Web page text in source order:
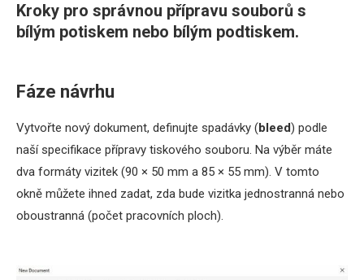
Kroky pro správnou přípravu souborů s
bílým potiskem nebo bílým podtiskem.
Fáze návrhu
Vytvořte nový dokument, definujte spadávky (bleed) podle
naší specifikace přípravy tiskového souboru. Na výběr máte
dva formáty vizitek (90 × 50 mm a 85 × 55 mm). V tomto
okně můžete ihned zadat, zda bude vizitka jednostranná nebo
oboustranná (počet pracovních ploch).